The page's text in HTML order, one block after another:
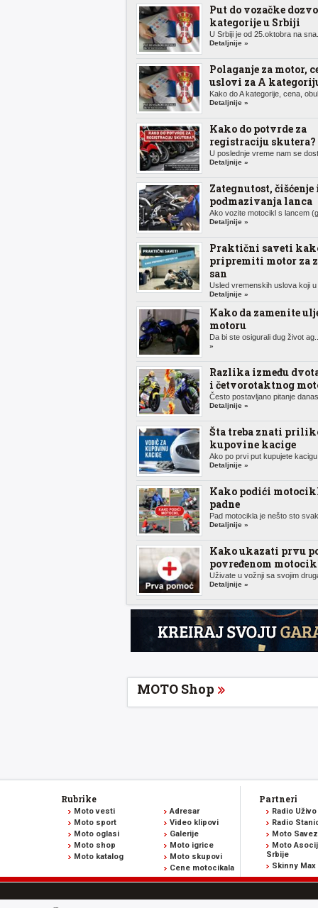
Put do vozačke
kategorije u Srbiji
U Srbiji je od 25.oktobra na
Detaljnije »
Polaganje za motor,
uslovi za A
Kako do A kategorije, cena,
Detaljnije »
Kako do potvrde za
registraciju skutera?
U poslednje vreme nam se
Detaljnije »
Zategnutost, čišćenje
podmazivanja lanca
Ako vozite motocikl s lancem
Detaljnije »
Praktični saveti
pripremiti motor za
san
Usled vremenskih uslova koji
Detaljnije »
Kako da zamenite
motoru
Da bi ste osigurali dug život
»
Razlika između
i četvorotaktnog
Često postavljano pitanje
Detaljnije »
Šta treba znati
kupovine kacige
Ako po prvi put kupujete
Detaljnije »
Kako podići
padne
Pad motocikla je nešto sto
Detaljnije »
Kako ukazati prvu
povređenom
Uživate u vožnji sa svojim
Detaljnije »
MOTO Shop
Rubrike
Moto vesti
Moto sport
Moto oglasi
Moto shop
Moto katalog
Adresar
Video klipovi
Galerije
Moto igrice
Moto skupovi
Cene motocikala
Partneri
Radio Uživo
Radio
Moto
Moto
Srbije
Skinny Max